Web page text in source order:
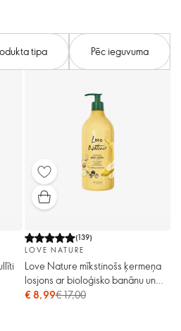
tipa
Pēc ieguvuma
(139)
LOVE NATURE
Love Nature mīkstinošs ķermeņa
losjons ar bioloģisko banānu un
makadāmijas eļļas ekstraktu
€ 8,99€ 17,00